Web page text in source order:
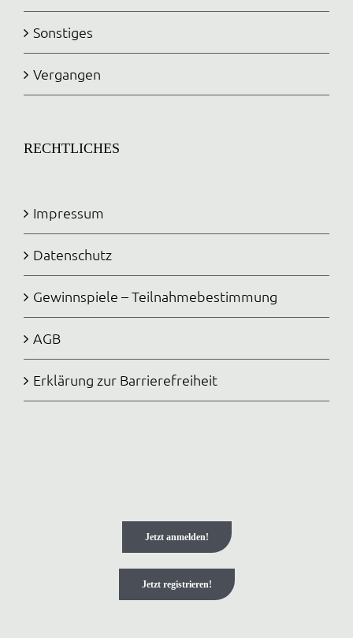
Sonstiges
Vergangen
RECHTLICHES
Impressum
Datenschutz
Gewinnspiele – Teilnahmebestimmung
AGB
Erklärung zur Barrierefreiheit
Jetzt anmelden!
Jetzt registrieren!